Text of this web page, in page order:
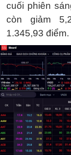
cuối phiên
còn giảm
1.345,93 điểm.